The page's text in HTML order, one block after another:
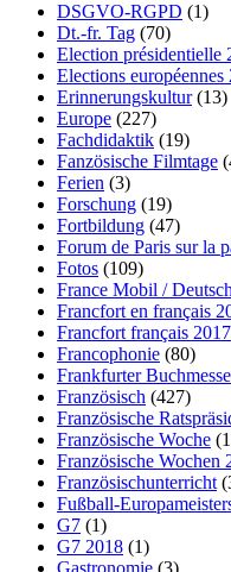
DSGVO-RGPD (1)
Dt.-fr. Tag (70)
Election présidentielle
Elections européennes
Erinnerungskultur(13)
Europe (227)
Fachdidaktik (19)
Fanzösische Filmtage
Ferien (3)
Forschung (19)
Fortbildung (47)
Forum de Paris sur la
Fotos (109)
France Mobil /
Francfort en français
Francfort français 2017
Francophonie (80)
Frankfurter Buchmesse
Französisch (427)
Französische
Französische Woche
Französische Wochen
Französischunterricht
Fußball-
G7 (1)
G7 2018 (1)